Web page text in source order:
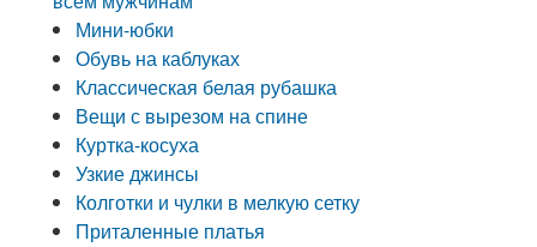
Мини-юбки
Обувь на каблуках
Классическая белая рубашка
Вещи с вырезом на спине
Куртка-косуха
Узкие джинсы
Колготки и чулки в мелкую сетку
Приталенные платья